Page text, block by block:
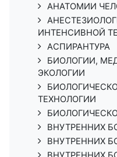
АНАТОМИИ
ИНТЕНСИВНОЙ
АСПИРАНТУРА
БИОЛОГИИ,
ЭКОЛОГИИ
ТЕХНОЛОГИИ
ВНУТРЕННИХ
ВНУТРЕННИХ